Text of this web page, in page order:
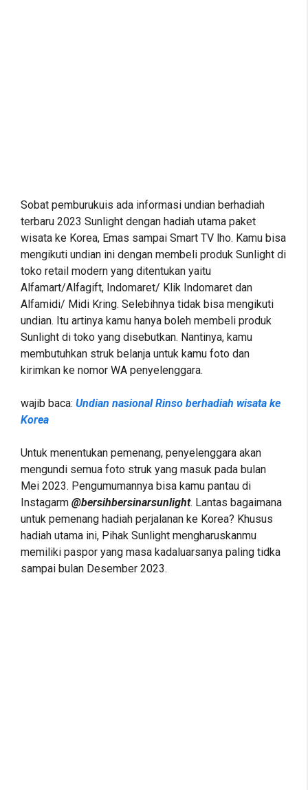
Sobat pemburukuis ada informasi undian berhadiah
terbaru 2023 Sunlight dengan hadiah utama paket
wisata ke Korea, Emas sampai Smart TV lho. Kamu bisa
mengikuti undian ini dengan membeli produk Sunlight di
toko retail modern yang ditentukan yaitu
Alfamart/Alfagift, Indomaret/ Klik Indomaret dan
Alfamidi/ Midi Kring. Selebihnya tidak bisa mengikuti
undian. Itu artinya kamu hanya boleh membeli produk
Sunlight di toko yang disebutkan. Nantinya, kamu
membutuhkan struk belanja untuk kamu foto dan
kirimkan ke nomor WA penyelenggara.
wajib baca: Undian nasional Rinso berhadiah wisata ke
Korea
Untuk menentukan pemenang, penyelenggara akan
mengundi semua foto struk yang masuk pada bulan
Mei 2023. Pengumumannya bisa kamu pantau di
Instagarm @bersihbersinarsunlight. Lantas bagaimana
untuk pemenang hadiah perjalanan ke Korea? Khusus
hadiah utama ini, Pihak Sunlight mengharuskanmu
memiliki paspor yang masa kadaluarsanya paling tidka
sampai bulan Desember 2023.